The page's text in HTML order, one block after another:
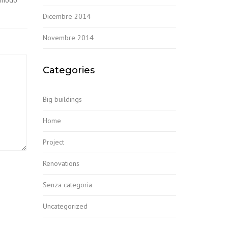
Dicembre 2014
Novembre 2014
Categories
Big buildings
Home
Project
Renovations
Senza categoria
Uncategorized